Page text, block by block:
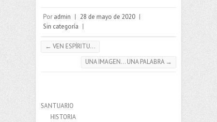
Por admin | 28 de mayo de 2020 |
Sin categoría |
← VEN ESPÍRITU…
UNA IMAGEN… UNA PALABRA →
SANTUARIO
HISTORIA